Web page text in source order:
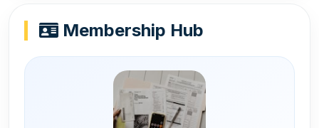
Membership Hub